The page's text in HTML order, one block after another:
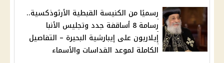
رسميًا من الكنيسة القبطية الأرثوذكسية..
رسامة 8 أساقفة جدد وتجليس الأنبا
إيلاريون على إيبارشية البحيرة – التفاصيل
الكاملة لموعد القداسات والأسماء